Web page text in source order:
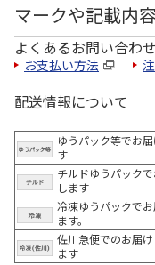
マークや記載内
よくあるお問い合わせ
お支払い方法
配送情報について
ゆうパック等でお
す
チルドゆうパック
します
冷凍ゆうパックで
ます。
佐川急便でのお届け
ます